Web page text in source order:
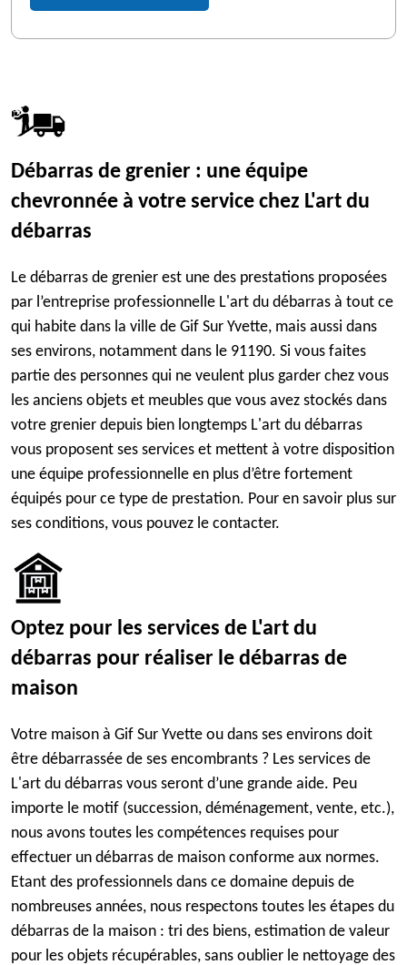
Débarras de grenier : une équipe
chevronnée à votre service chez L'art du
débarras
Le débarras de grenier est une des prestations proposées
par l’entreprise professionnelle L'art du débarras à tout ce
qui habite dans la ville de Gif Sur Yvette, mais aussi dans
ses environs, notamment dans le 91190. Si vous faites
partie des personnes qui ne veulent plus garder chez vous
les anciens objets et meubles que vous avez stockés dans
votre grenier depuis bien longtemps L'art du débarras
vous proposent ses services et mettent à votre disposition
une équipe professionnelle en plus d’être fortement
équipés pour ce type de prestation. Pour en savoir plus sur
ses conditions, vous pouvez le contacter.
Optez pour les services de L'art du
débarras pour réaliser le débarras de
maison
Votre maison à Gif Sur Yvette ou dans ses environs doit
être débarrassée de ses encombrants ? Les services de
L'art du débarras vous seront d’une grande aide. Peu
importe le motif (succession, déménagement, vente, etc.),
nous avons toutes les compétences requises pour
effectuer un débarras de maison conforme aux normes.
Etant des professionnels dans ce domaine depuis de
nombreuses années, nous respectons toutes les étapes du
débarras de la maison : tri des biens, estimation de valeur
pour les objets récupérables, sans oublier le nettoyage des